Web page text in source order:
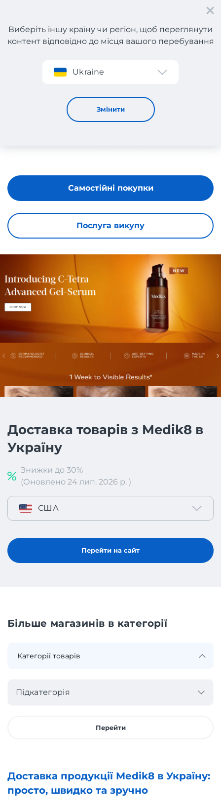
Реєстрація
Виберіть іншу країну чи регіон, щоб переглянути
контент відповідно до місця вашого перебування
Ukraine
Змінити
Medik8
Послуга викупу
Самостійні покупки
Доставка товарів з Medik8 в
Україну
Знижки до 30%
(Оновлено 24 лип. 2026 р. )
США
Перейти на сайт
Більше магазинів в категорії
Підкатегорія
Перейти
Доставка продукції Medik8 в Україну:
просто, швидко та зручно